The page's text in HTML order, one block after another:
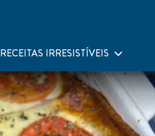
RECEITAS IRRESISTÍVEIS